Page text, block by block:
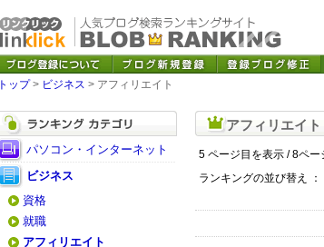
トップ> ビジネス > アフィリエイト
パソコン・インターネット
ビジネス
資格
就職
アフィリエイト
アフィリエイト
5 ページ目を表示 / 8ペ
ランキングの並び替え ：